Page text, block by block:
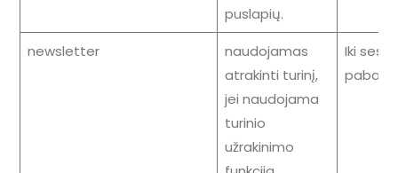
puslapių.
newsletter
naudojamas
atrakinti turinį,
jei naudojama
turinio
užrakinimo
Iki